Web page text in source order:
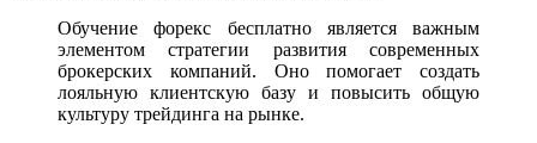
Обучение форекс бесплатно является важным
элементом стратегии развития современных
брокерских компаний. Оно помогает создать
лояльную клиентскую базу и повысить общую
культуру трейдинга на рынке.